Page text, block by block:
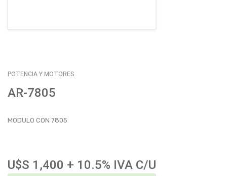
POTENCIA Y MOTORES
AR-7805
MODULO CON 7805
U$S 1,400 + 10.5% IVA C/U